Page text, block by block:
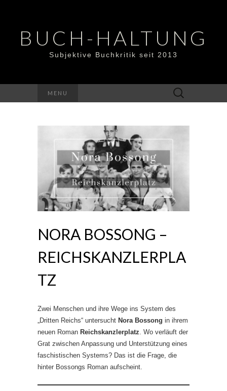
BUCH-HALTUNG
Subjektive Buchkritik seit 2013
MENU
Suchen
nach:
NORA BOSSONG –
REICHSKANZLERPLA
TZ
Zwei Menschen und ihre Wege ins System des
„Dritten Reichs“ untersucht Nora Bossong in ihrem
neuen Roman Reichskanzlerplatz . Wo verläuft der
Grat zwischen Anpassung und Unterstützung eines
faschistischen Systems? Das ist die Frage, die
hinter Bossongs Roman aufscheint.